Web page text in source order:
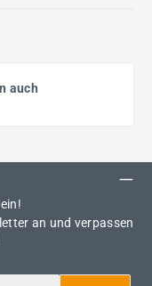
auch
an und verpassen